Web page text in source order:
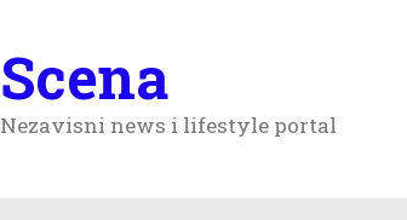
Scena
Nezavisni news i lifestyle portal